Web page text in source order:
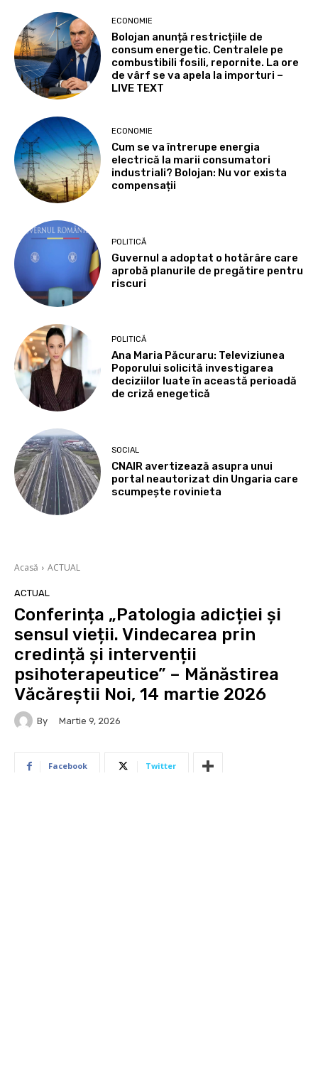
ECONOMIE
Bolojan anunță restricțiile de
consum energetic. Centralele pe
combustibili fosili, repornite. La ore
de vârf se va apela la importuri –
LIVE TEXT
ECONOMIE
Cum se va întrerupe energia
electrică la marii consumatori
industriali? Bolojan: Nu vor exista
compensații
POLITICĂ
Guvernul a adoptat o hotărâre care
aprobă planurile de pregătire pentru
riscuri
POLITICĂ
Ana Maria Păcuraru: Televiziunea
Poporului solicită investigarea
deciziilor luate în această perioadă
de criză enegetică
SOCIAL
CNAIR avertizează asupra unui
portal neautorizat din Ungaria care
scumpește rovinieta